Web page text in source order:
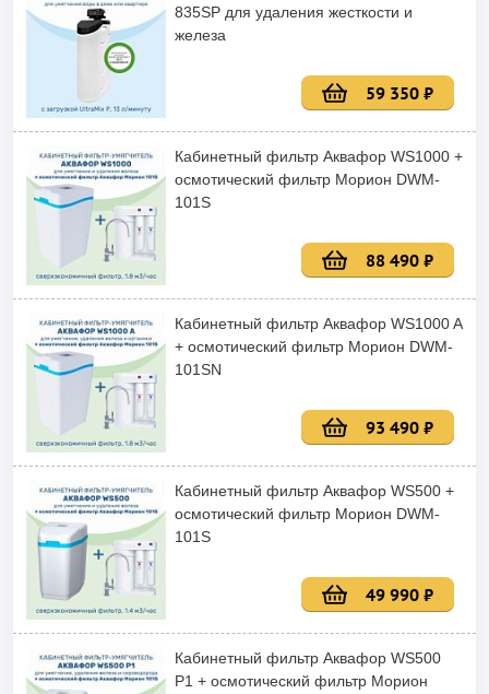
835SP для удаления жесткости и
железа
59 350 ₽
Кабинетный фильтр Аквафор WS1000 +
осмотический фильтр Морион DWM-
101S
88 490 ₽
Кабинетный фильтр Аквафор WS1000 A
+ осмотический фильтр Морион DWM-
101SN
93 490 ₽
Кабинетный фильтр Аквафор WS500 +
осмотический фильтр Морион DWM-
101S
49 990 ₽
Кабинетный фильтр Аквафор WS500
P1 + осмотический фильтр Морион